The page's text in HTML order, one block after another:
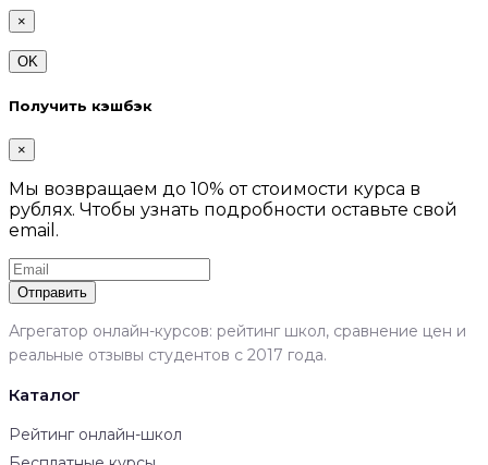
×
OK
Получить кэшбэк
×
Мы возвращаем до 10% от стоимости курса в
рублях. Чтобы узнать подробности оставьте свой
email.
Отправить
Агрегатор онлайн-курсов: рейтинг школ, сравнение цен и
реальные отзывы студентов с 2017 года.
Каталог
Рейтинг онлайн-школ